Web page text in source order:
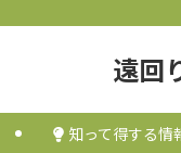
遠回
知って得する情